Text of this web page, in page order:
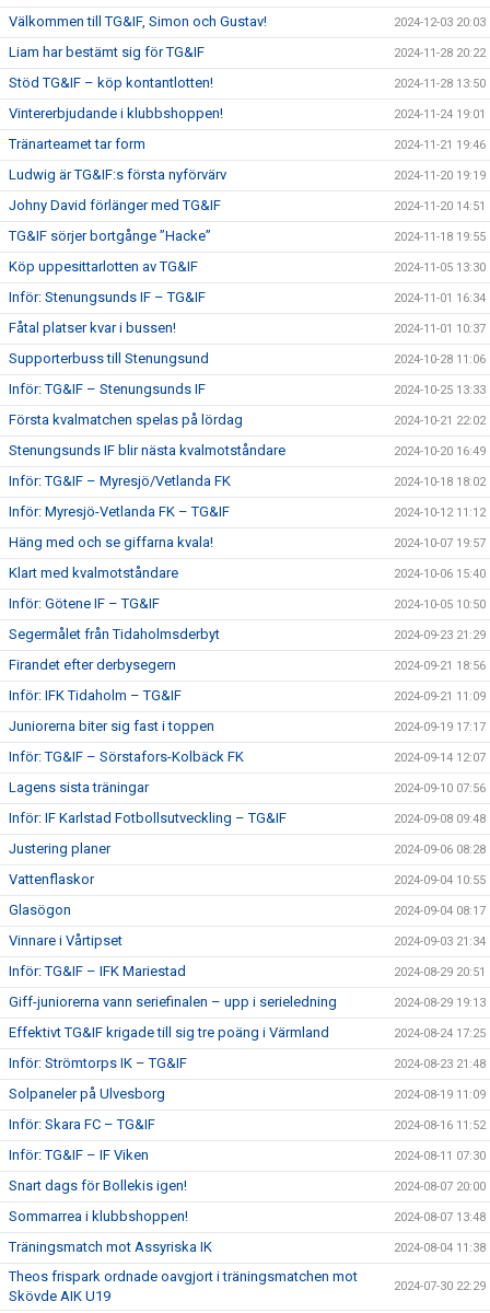
Välkommen till TG&IF, Simon och Gustav! 2024-12-03 20:03
Liam har bestämt sig för TG&IF 2024-11-28 20:22
Stöd TG&IF – köp kontantlotten! 2024-11-28 13:50
Vintererbjudande i klubbshoppen! 2024-11-24 19:01
Tränarteamet tar form 2024-11-21 19:46
Ludwig är TG&IF:s första nyförvärv 2024-11-20 19:19
Johny David förlänger med TG&IF 2024-11-20 14:51
TG&IF sörjer bortgånge ”Hacke” 2024-11-18 19:55
Köp uppesittarlotten av TG&IF 2024-11-05 13:30
Inför: Stenungsunds IF – TG&IF 2024-11-01 16:34
Fåtal platser kvar i bussen! 2024-11-01 10:37
Supporterbuss till Stenungsund 2024-10-28 11:06
Inför: TG&IF – Stenungsunds IF 2024-10-25 13:33
Första kvalmatchen spelas på lördag 2024-10-21 22:02
Stenungsunds IF blir nästa kvalmotståndare 2024-10-20 16:49
Inför: TG&IF – Myresjö/Vetlanda FK 2024-10-18 18:02
Inför: Myresjö-Vetlanda FK – TG&IF 2024-10-12 11:12
Häng med och se giffarna kvala! 2024-10-07 19:57
Klart med kvalmotståndare 2024-10-06 15:40
Inför: Götene IF – TG&IF 2024-10-05 10:50
Segermålet från Tidaholmsderbyt 2024-09-23 21:29
Firandet efter derbysegern 2024-09-21 18:56
Inför: IFK Tidaholm – TG&IF 2024-09-21 11:09
Juniorerna biter sig fast i toppen 2024-09-19 17:17
Inför: TG&IF – Sörstafors-Kolbäck FK 2024-09-14 12:07
Lagens sista träningar 2024-09-10 07:56
Inför: IF Karlstad Fotbollsutveckling – TG&IF 2024-09-08 09:48
Justering planer 2024-09-06 08:28
Vattenflaskor 2024-09-04 10:55
Glasögon 2024-09-04 08:17
Vinnare i Vårtipset 2024-09-03 21:34
Inför: TG&IF – IFK Mariestad 2024-08-29 20:51
Giff-juniorerna vann seriefinalen – upp i serieledning 2024-08-29 19:13
Effektivt TG&IF krigade till sig tre poäng i Värmland 2024-08-24 17:25
Inför: Strömtorps IK – TG&IF 2024-08-23 21:48
Solpaneler på Ulvesborg 2024-08-19 11:09
Inför: Skara FC – TG&IF 2024-08-16 11:52
Inför: TG&IF – IF Viken 2024-08-11 07:30
Snart dags för Bollekis igen! 2024-08-07 20:00
Sommarrea i klubbshoppen! 2024-08-07 13:48
Träningsmatch mot Assyriska IK 2024-08-04 11:38
Theos frispark ordnade oavgjort i träningsmatchen mot
Skövde AIK U19
2024-07-30 22:29